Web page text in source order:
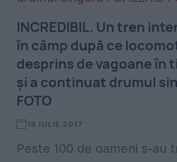
INCREDIBIL. Un tren
în câmp după ce
desprins de vagoane în
și a continuat drumul
FOTO
18 IULIE 2017
Peste 100 de oameni s-au